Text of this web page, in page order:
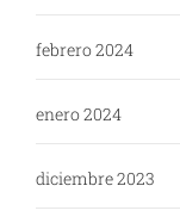
febrero 2024
enero 2024
diciembre 2023